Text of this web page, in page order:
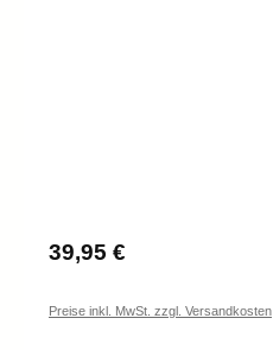
Regulärer Preis:
39,95 €
Preise inkl. MwSt. zzgl. Versandkosten